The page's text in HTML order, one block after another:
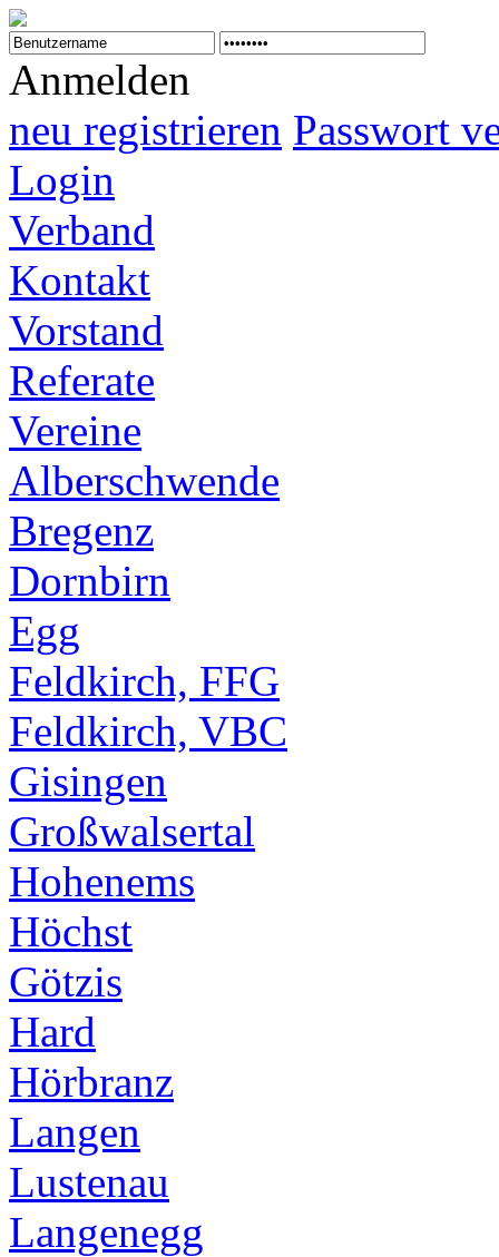
Anmelden
neu registrieren Passwort
Login
Verband
Kontakt
Vorstand
Referate
Vereine
Alberschwende
Bregenz
Dornbirn
Egg
Feldkirch, FFG
Feldkirch, VBC
Gisingen
Großwalsertal
Hohenems
Höchst
Götzis
Hard
Hörbranz
Langen
Lustenau
Langenegg